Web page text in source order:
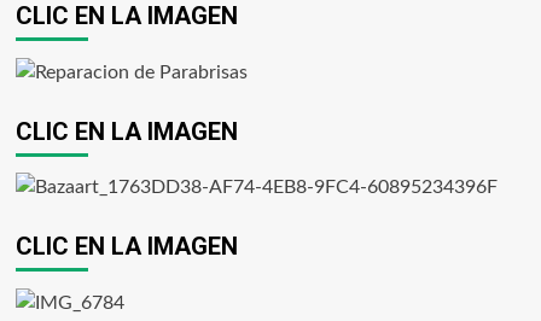
CLIC EN LA IMAGEN
CLIC EN LA IMAGEN
CLIC EN LA IMAGEN